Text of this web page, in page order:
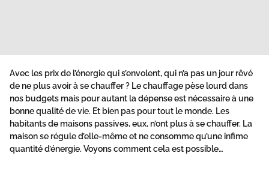
Avec les prix de l’énergie qui s’envolent, qui n’a pas un jour rêvé
de ne plus avoir à se chauffer ? Le chauffage pèse lourd dans
nos budgets mais pour autant la dépense est nécessaire à une
bonne qualité de vie. Et bien pas pour tout le monde. Les
habitants de maisons passives, eux, n’ont plus à se chauffer. La
maison se régule d’elle-même et ne consomme qu’une infime
quantité d’énergie. Voyons comment cela est possible…